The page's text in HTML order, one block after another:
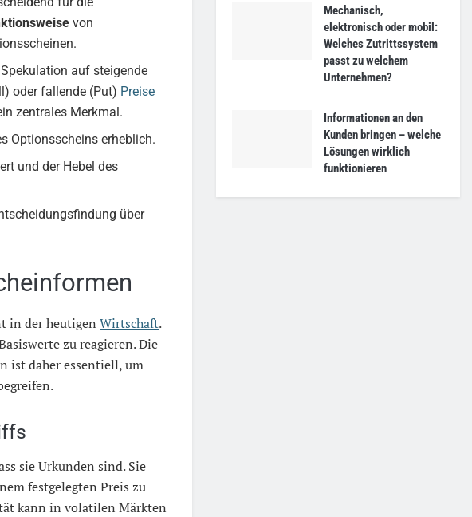
von
Spekulation auf steigende
oder fallende (Put) Preise
zentrales Merkmal.
Optionsscheins erheblich.
und der Hebel des
über
in der heutigen Wirtschaft.
zu reagieren. Die
ist daher essentiell, um
sie Urkunden sind. Sie
festgelegten Preis zu
kann in volatilen Märkten
Mechanisch,
elektronisch oder mobil:
Welches Zutrittssystem
passt zu welchem
Unternehmen?
Informationen an den
Kunden bringen – welche
Lösungen wirklich
funktionieren